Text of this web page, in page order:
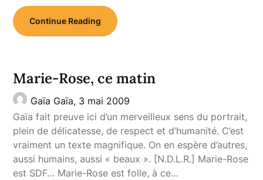
Continue Reading
Marie-Rose, ce matin
Gaïa Gaïa, 3 mai 2009
Gaïa fait preuve ici d’un merveilleux sens du portrait,
plein de délicatesse, de respect et d’humanité. C’est
vraiment un texte magnifique. On en espère d’autres,
aussi humains, aussi « beaux ». [N.D.L.R.] Marie-Rose
est SDF… Marie-Rose est folle, à ce…